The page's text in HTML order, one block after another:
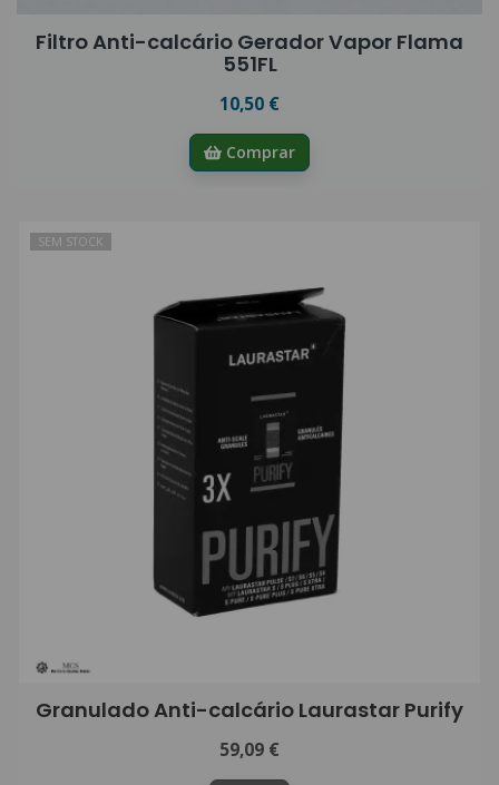
Filtro Anti-calcário Gerador Vapor Flama
551FL
10,50 €
Comprar
SEM STOCK
Granulado Anti-calcário Laurastar Purify
59,09 €